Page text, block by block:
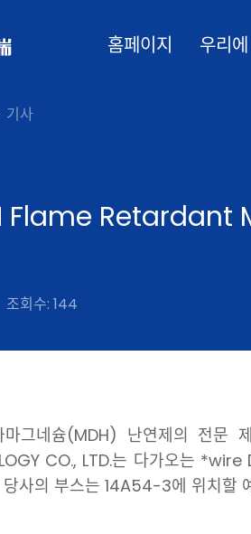
홈페이지 우리
기사
Flame
조회수: 144
그네슘(MDH) 난연제의 전문
CO., LTD.는 다가오는
당사의 부스는 14A54-3에 위치할